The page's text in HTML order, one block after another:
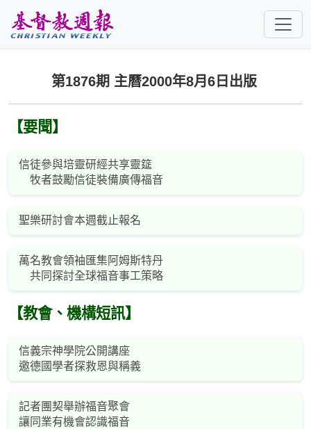
第1876期 主曆2000年8月6日出版
【要聞】
信徒參與培靈研經共享靈筵
牧者鼓勵信徒裝備廣傳福音
聖樂研討會本週截止報名
萬名教會領袖匯集阿姆斯特丹
共同探討全球福音事工策略
【教會、機構短訊】
信義宗神學院公開講座
邀德國學者探救恩與稱義
記者團契舉辦福音聚會
讓同業有機會認識福音